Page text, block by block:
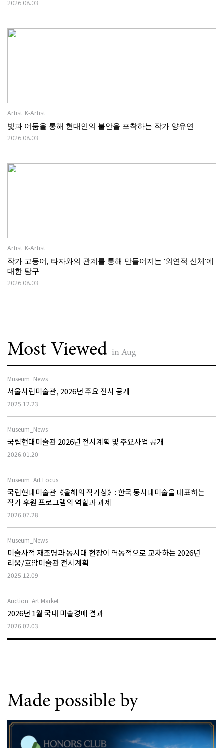
2026.08.03
Artist_K-Artist
빛과 어둠을 통해 현대인의 불안을 포착하는 작가 양유연
2026.08.03
Artist_K-Artist
작가 고등어, 타자와의 관계를 통해 만들어지는 ‘외연적 신체’에
대한 탐구
2026.08.03
Most Viewed in Aug
Museum_News
서울시립미술관, 2026년 주요 전시 공개
2025.12.23
Museum_News
국립현대미술관 2026년 전시계획 및 주요사업 공개
2026.01.20
Museum_Art Focus
국립현대미술관《올해의 작가상》: 한국 동시대미술을 대표하는
작가 후원 프로그램의 역할과 과제
2026.07.28
Museum_News
미술사적 재조명과 동시대 현장이 역동적으로 교차하는 2026년
리움/호암미술관 전시계획
2025.12.09
Auction_Art Market
2026년 1월 국내 미술경매 결과
2026.02.03
Made possible by